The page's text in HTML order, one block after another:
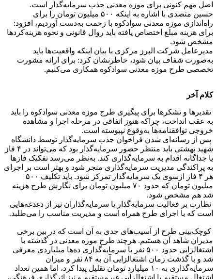
اصل مهم کنونی برای موزه معدنی جذب سرمایه‌گذار است.
حسین متصدی با اشاره به اینکه ۵۰۰ میلیون تومان را برای
راه‌اندازی موزه معدنی سوادکوه با زحمت به‌دست آوردیم، افزود:
برای هزینه مبلغ اختصاص یافته باید روال قانونی و نحوه هزینه‌کردها
مشخص شود.
مدیرعامل شرکت البرز مرکزی با بیان اینکه واقعیت‌ها باید
به‌صورت شفاف بیان شود، خاطرنشان کرد: برای ارائه مشورت
تخصصی طرح موزه معدنی سوادکوه همکاری می‌کنیم.
کلام آخر
تقدیرها و تشکرها برای پیگیری طرح موزه معدنی سوادکوه را باید
به عقب انداخت، چراکه هنوز اتفاقی در مرحله اجرا و مشاهده
خروجی توافقنامه‌ها به‌وقوع نپیوسته است.
پس از رسانه‌ای شدن فراخوان جذب سرمایه‌گذار توسط دانشگاه
شهید بهشتی باید منتظر حضور سرمایه‌گذار بود که می‌تواند در ۴ فاز
یا جداگانه اقدام به سرمایه‌گذاری کند. به‌نظر می‌رسد تفکیک فازها
به پراکندگی مدیریت سرمایه‌گذاری منجر شود و بهتر است بر اجرای
هر ۴ فاز ازسوی یک سرمایه‌گذار تمرکز شود. باید تکلیف ۵۰۰
میلیون تومان که حدود ۷۰ میلیون تومان برای نگارش طرح هزینه
شد هم مشخص شود.
نظارت بر فعالیت سرمایه‌گذار یا سرمایه‌گذاران نیز از دغدغه‌هایی
است که با اجرای طرح همراه است و مدیریت مناسب را می‌طلبد.
کوچک‌بینی طرح از آسیب‌های جدی به آن است که در بین برخی
مدیران شاهد آن هستیم. هرچند طرح موزه معدنی در گذشته با
اشتغالزایی حدود ۵۰۰ نفر با سرمایه‌گذاری ده‌ها میلیاردی معرفی
شد و با گذشت زمان اشتغالزایی آن به ۸۴ نفر و میزان
سرمایه‌گذاری به ۱۰ میلیارد تومان تقلیل پیدا کرد، اما همین تعداد
اشتغال مستقیم با اشتغالزایی غیرمستقیم و نیز اثرگذاری فرهنگی،